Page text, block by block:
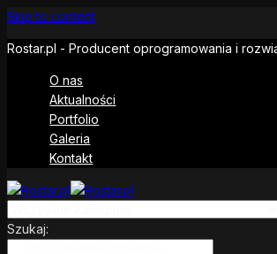
Skip to content
Rostar.pl - Producent oprogramowania i
O nas
Aktualności
Portfolio
Galeria
Kontakt
Szukaj: